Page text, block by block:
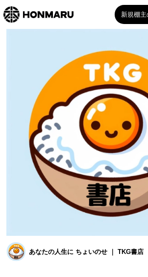
新規棚
あなたの人生に ちょいのせ ｜ TKG書店